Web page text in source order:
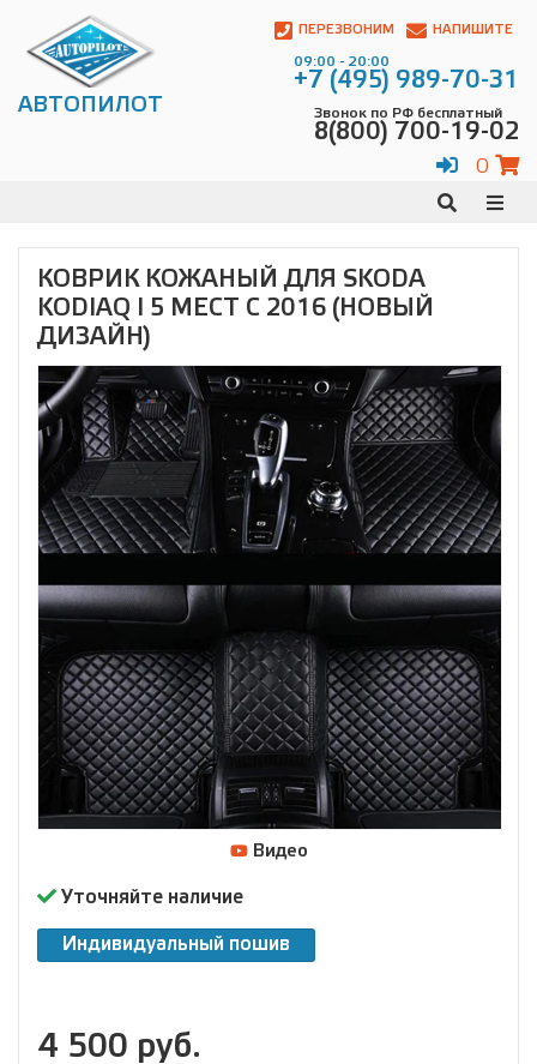
АВТОПИЛОТ
ПЕРЕЗВОНИМ НАПИШИТЕ
09:00 - 20:00
+7 (495) 989-70-31
Звонок по РФ бесплатный
8(800) 700-19-02
0
КОВРИК КОЖАНЫЙ ДЛЯ SKODA
KODIAQ I 5 МЕСТ С 2016 (НОВЫЙ
ДИЗАЙН)
Уточняйте наличие
Индивидуальный пошив
4 500 руб.
Видео
Контакты:
Адрес:
Чагинская
700-
Телефон:+7
(495)
989-
Электронная
почта:
info@avtopilot1.ru